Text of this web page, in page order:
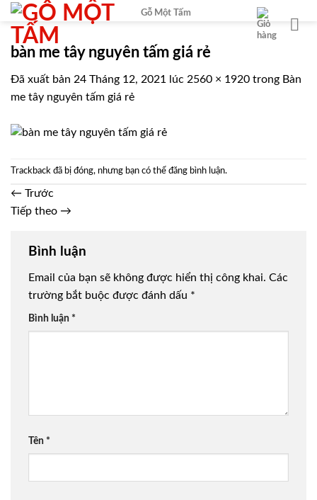
Chuyển
đến
nội
dung
Gỗ Một Tấm
bàn me tây nguyên tấm giá rẻ
Đã xuất bản 24 Tháng 12, 2021 lúc 2560 × 1920 trong Bàn
me tây nguyên tấm giá rẻ
Trackback đã bị đóng, nhưng bạn có thể đăng bình luận.
← Trước
Tiếp theo →
Bình luận
Email của bạn sẽ không được hiển thị công khai. Các
trường bắt buộc được đánh dấu *
Bình luận *
Tên *